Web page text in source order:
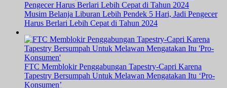
Musim Belanja Liburan Lebih Pendek 5 Hari, Jadi Pengecer
Harus Berlari Lebih Cepat di Tahun 2024
FTC Memblokir Penggabungan Tapestry-Capri Karena
Tapestry Bersumpah Untuk Melawan Mengatakan Itu ‘Pro-
Konsumen’